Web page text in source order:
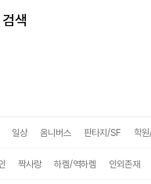
색
일상 옴니버스 판타지/SF 학
짝사랑 하렘/역하렘 인외존재